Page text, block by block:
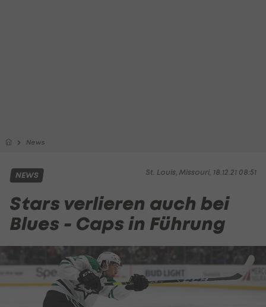
News
St. Louis, Missouri, 18.12.21 08:51
NEWS
Stars verlieren auch bei
Blues - Caps in Führung